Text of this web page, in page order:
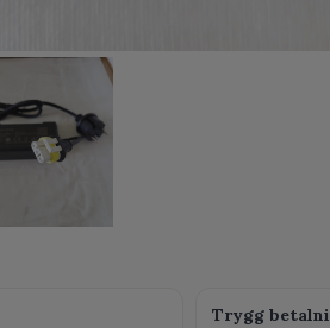
Trygg